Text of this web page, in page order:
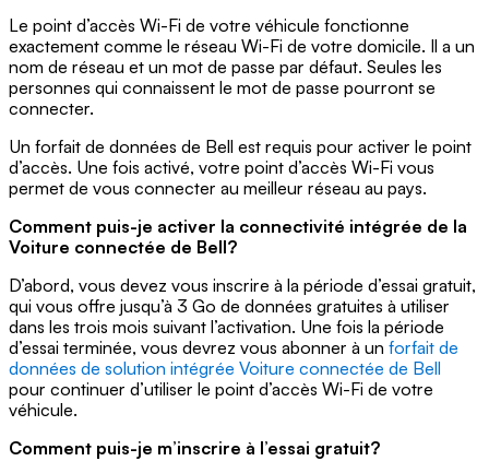
Le point d’accès Wi-Fi de votre véhicule fonctionne
exactement comme le réseau Wi-Fi de votre domicile. Il a un
nom de réseau et un mot de passe par défaut. Seules les
personnes qui connaissent le mot de passe pourront se
connecter.
Un forfait de données de Bell est requis pour activer le point
d’accès. Une fois activé, votre point d’accès Wi-Fi vous
permet de vous connecter au meilleur réseau au pays.
Comment puis-je activer la connectivité intégrée de la
Voiture connectée de Bell?
D’abord, vous devez vous inscrire à la période d’essai gratuit,
qui vous offre jusqu’à 3 Go de données gratuites à utiliser
dans les trois mois suivant l’activation. Une fois la période
d’essai terminée, vous devrez vous abonner à un forfait de
données de solution intégrée Voiture connectée de Bell
pour continuer d’utiliser le point d’accès Wi-Fi de votre
véhicule.
Comment puis-je m’inscrire à l’essai gratuit?